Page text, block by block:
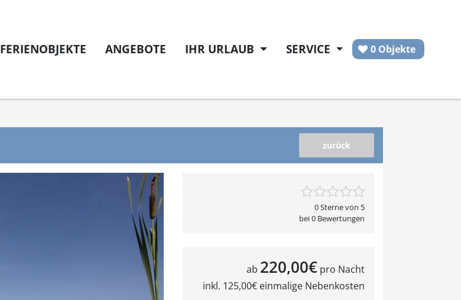
FERIENOBJEKTE ANGEBOTE IHR URLAUB SERVICE 0 Objekte
zurück
0 Sterne von 5
bei 0 Bewertungen
ab 220,00€ pro Nacht
inkl. 125,00€ einmalige Nebenkosten